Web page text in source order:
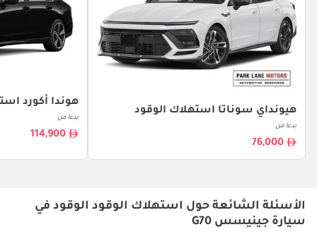
هيونداي سوناتا استهلاك الوقود
بدءا من
76,000
هوندا أكورد
بدءا من
114,900
الأسئلة الشائعة حول استهلاك الوقود الوقود في
سيارة جينيسس G70